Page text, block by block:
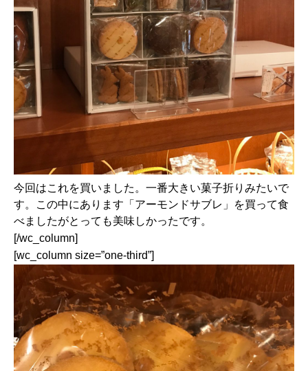
今回はこれを買いました。一番大きい菓子折りみたいで
す。この中にあります「アーモンドサブレ」を買って食
べましたがとっても美味しかったです。
[/wc_column]
[wc_column size=”one-third”]